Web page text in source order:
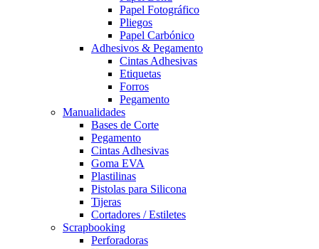
Papel Fotográfico
Pliegos
Papel Carbónico
Adhesivos & Pegamento
Cintas Adhesivas
Etiquetas
Forros
Pegamento
Manualidades
Bases de Corte
Pegamento
Cintas Adhesivas
Goma EVA
Plastilinas
Pistolas para Silicona
Tijeras
Cortadores / Estiletes
Scrapbooking
Perforadoras